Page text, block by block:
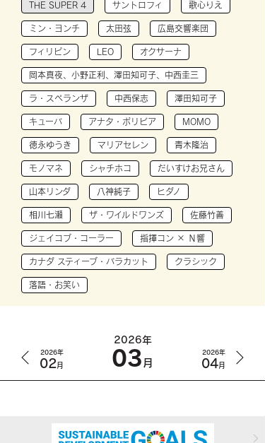
THE SUPER 4 サントロフィ 歌心りえ
ミン・ヨンチ 太田弦 広島交響楽団
フィリピン LEO オクサーナ
岡本真夜、小野正利、澤田知可子、中西圭三
ラ・スペランザ 中西保志 澤田知可子
キューバ アナタ・ボリビア MOMO
徳永ゆうき マリアセレン 青木隆治
モノマネ シャチホコ だいすけお兄さん
山本リンダ 八神純子 ヒダノ
相川七瀬 ザ・ワイルドワンズ 佐藤竹善
ジェイコブ・コーラー 指揮コン × Ｎ響
カナダ スティーブ・バラカット クラシック
落語・お笑い
2026年
02月
2026年
03 月
2026年
04月